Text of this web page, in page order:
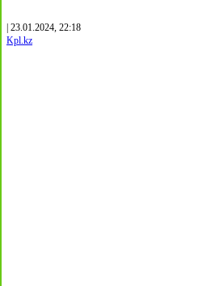
| 23.01.2024, 22:18
Kpl.kz